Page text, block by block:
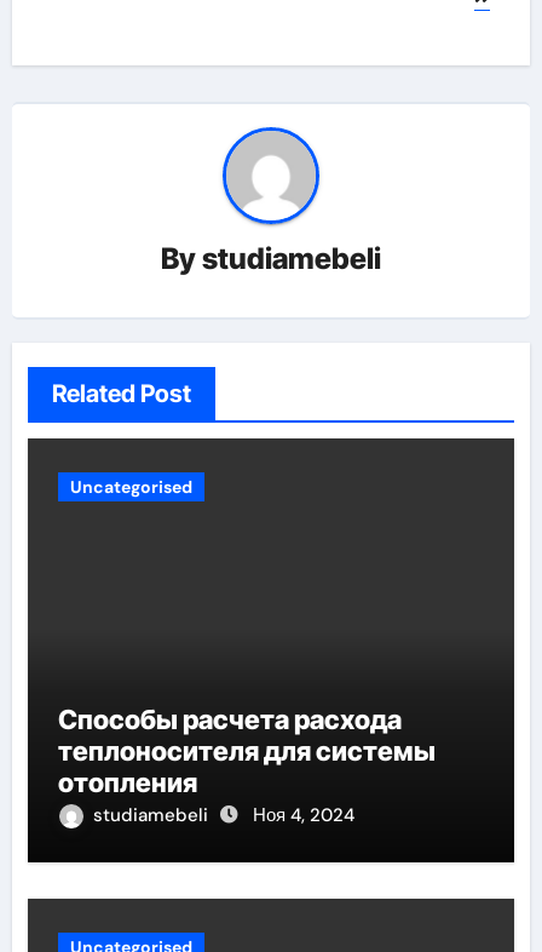
Bystudiamebeli
Related Post
Uncategorised
Способы расчета расхода
теплоносителя для системы
отопления
studiamebeli Ноя 4, 2024
Uncategorised